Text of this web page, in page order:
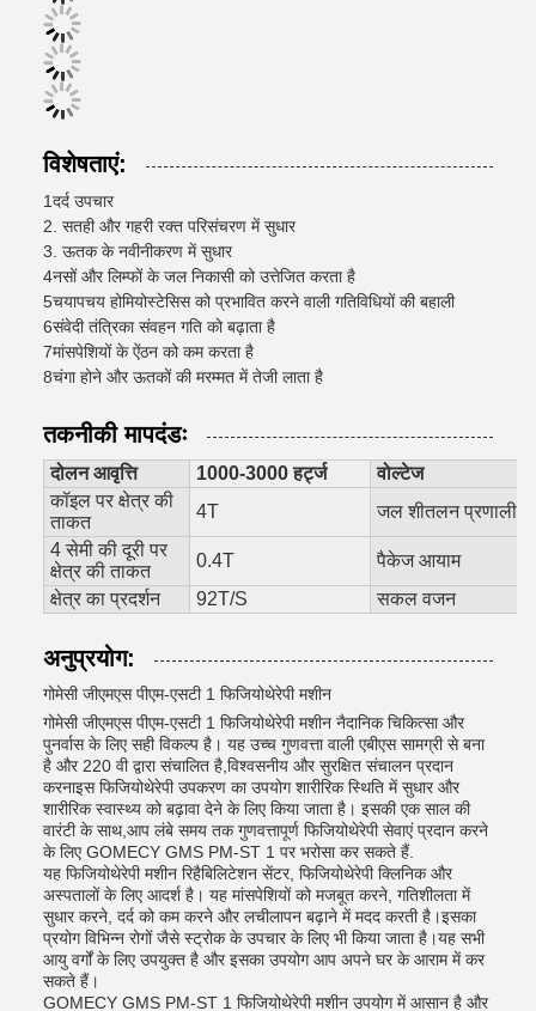
विशेषताएं:
1दर्द उपचार
2. सतही और गहरी रक्त परिसंचरण में सुधार
3. ऊतक के नवीनीकरण में सुधार
4नसों और लिम्फों के जल निकासी को उत्तेजित करता है
5चयापचय होमियोस्टेसिस को प्रभावित करने वाली गतिविधियों की बहाली
6संवेदी तंत्रिका संवहन गति को बढ़ाता है
7मांसपेशियों के ऐंठन को कम करता है
8चंगा होने और ऊतकों की मरम्मत में तेजी लाता है
तकनीकी मापदंडः
दोलन आवृत्ति 1000-3000 हर्ट्ज
वोल्टेज
कॉइल पर क्षेत्र की
ताकत
4T
जल शीतलन प्रणाली
4 सेमी की दूरी पर
क्षेत्र की ताकत
0.4T
पैकेज आयाम
क्षेत्र का प्रदर्शन
92T/S सकल वजन
अनुप्रयोग:
गोमेसी जीएमएस पीएम-एसटी 1 फिजियोथेरेपी मशीन
गोमेसी जीएमएस पीएम-एसटी 1 फिजियोथेरेपी मशीन नैदानिक चिकित्सा और
पुनर्वास के लिए सही विकल्प है। यह उच्च गुणवत्ता वाली एबीएस सामग्री से बना
है और 220 वी द्वारा संचालित है,विश्वसनीय और सुरक्षित संचालन प्रदान
करनाइस फिजियोथेरेपी उपकरण का उपयोग शारीरिक स्थिति में सुधार और
शारीरिक स्वास्थ्य को बढ़ावा देने के लिए किया जाता है। इसकी एक साल की
वारंटी के साथ,आप लंबे समय तक गुणवत्तापूर्ण फिजियोथेरेपी सेवाएं प्रदान करने
के लिए GOMECY GMS PM-ST 1 पर भरोसा कर सकते हैं.
यह फिजियोथेरेपी मशीन रिहैबिलिटेशन सेंटर, फिजियोथेरेपी क्लिनिक और
अस्पतालों के लिए आदर्श है। यह मांसपेशियों को मजबूत करने, गतिशीलता में
सुधार करने, दर्द को कम करने और लचीलापन बढ़ाने में मदद करती है।इसका
प्रयोग विभिन्न रोगों जैसे स्ट्रोक के उपचार के लिए भी किया जाता है।यह सभी
आयु वर्गों के लिए उपयुक्त है और इसका उपयोग आप अपने घर के आराम में कर
सकते हैं।
GOMECY GMS PM-ST 1 फिजियोथेरेपी मशीन उपयोग में आसान है और